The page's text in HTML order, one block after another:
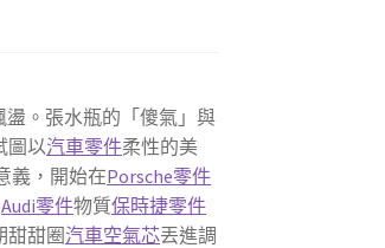
。張水瓶的「傻氣」與
圖以汽車零件柔性的美
義，開始在Porsche零件
Audi零件物質保時捷零件
甜甜圈汽車空氣芯丟進調